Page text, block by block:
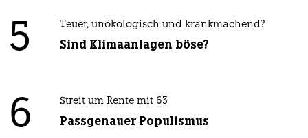
5 Teuer, unökologisch und krankmachend?
Sind Klimaanlagen böse?
6 Streit um Rente mit 63
Passgenauer Populismus